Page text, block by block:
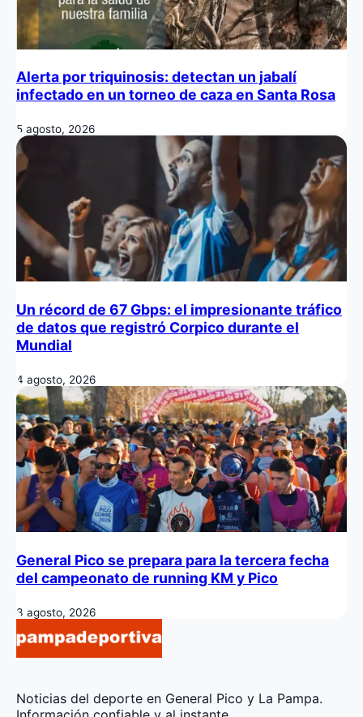
Alerta por triquinosis: detectan un jabalí
infectado en un torneo de caza en Santa Rosa
5 agosto, 2026
Un récord de 67 Gbps: el impresionante tráfico
de datos que registró Corpico durante el
Mundial
4 agosto, 2026
General Pico se prepara para la tercera fecha
del campeonato de running KM y Pico
3 agosto, 2026
Noticias del deporte en General Pico y La Pampa.